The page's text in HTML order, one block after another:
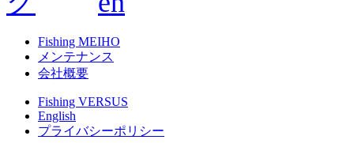
Fishing MEIHO
メンテナンス
会社概要
Fishing VERSUS
English
プライバシーポリシー